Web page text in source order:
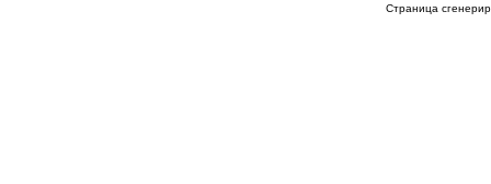
Страница